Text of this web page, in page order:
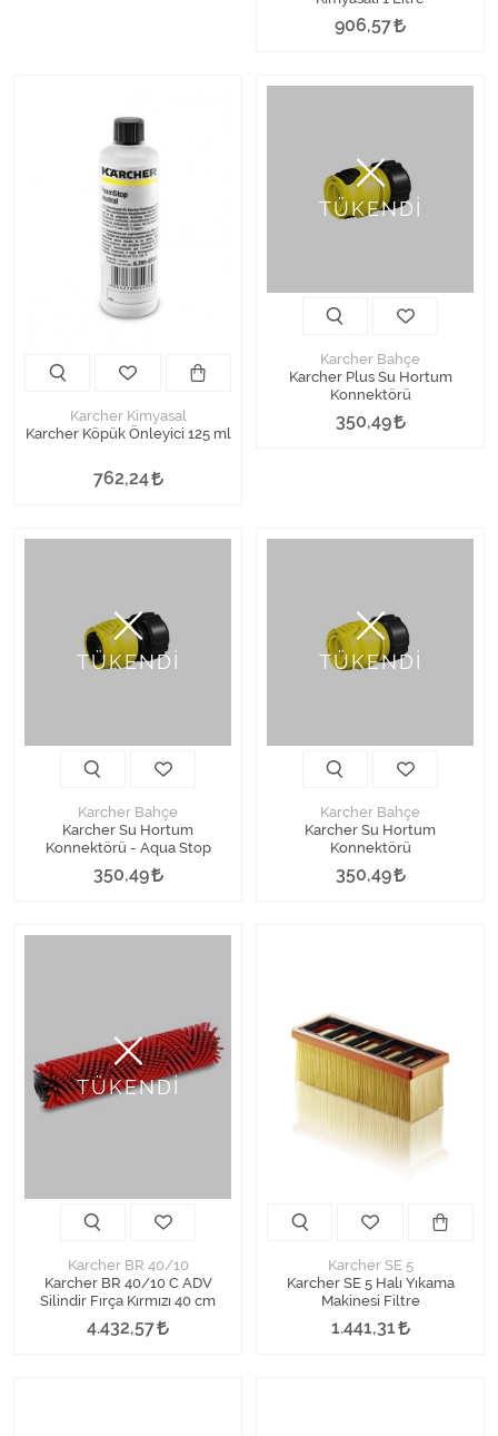
906,57
Karcher Kimyasal
Karcher Köpük Önleyici 125 ml
762,24
TÜKENDİ
Karcher Bahçe
Karcher Plus Su Hortum
Konnektörü
350,49
TÜKENDİ
Karcher Bahçe
Karcher Su Hortum
Konnektörü - Aqua Stop
350,49
TÜKENDİ
Karcher Bahçe
Karcher Su Hortum
Konnektörü
350,49
TÜKENDİ
Karcher BR 40/10
Karcher BR 40/10 C ADV
Silindir Fırça Kırmızı 40 cm
4.432,57
Karcher SE 5
Karcher SE 5 Halı Yıkama
Makinesi Filtre
1.441,31